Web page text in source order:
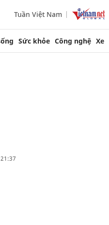
Tuần Việt Nam
Sức khỏe Công nghệ Xe